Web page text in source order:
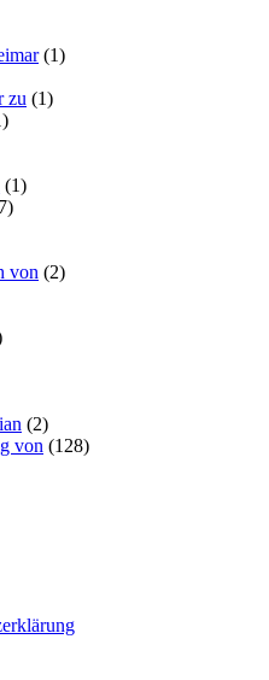
(1)
zu (1)
(1)
von (2)
(2)
von (128)